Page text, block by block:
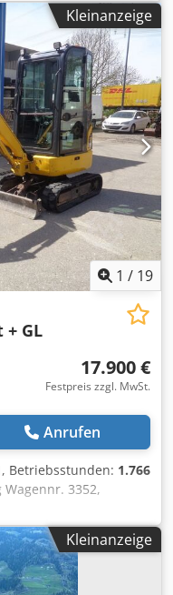
REIFEN/FAHRWERK:
SAA4D95LE-6
KG
HYDRAULISCHER
FÜR
AUSSTATTUNG
56 7336AG
NL864089764B01
Kleinanzeige
1 / 19
+ GL
17.900 €
Festpreis zzgl. MwSt.
Anrufen
, Betriebsstunden: 1.766
3352,
2021, Betriebsstd.
mm,
Fahrwerk,
für
Kleinanzeige